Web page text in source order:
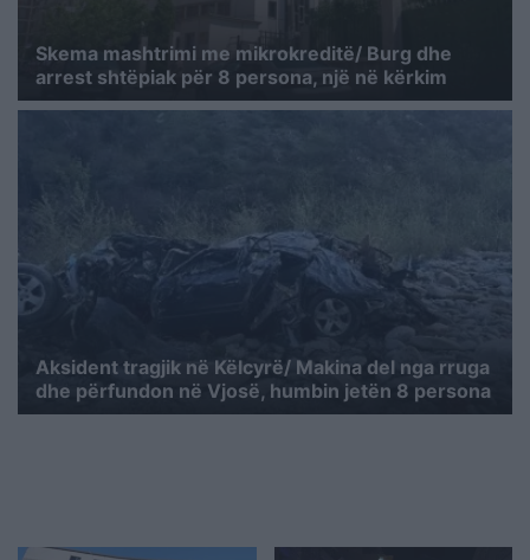
Skema mashtrimi me mikrokreditë/ Burg dhe
arrest shtëpiak për 8 persona, një në kërkim
Aksident tragjik në Këlcyrë/ Makina del nga rruga
dhe përfundon në Vjosë, humbin jetën 8 persona